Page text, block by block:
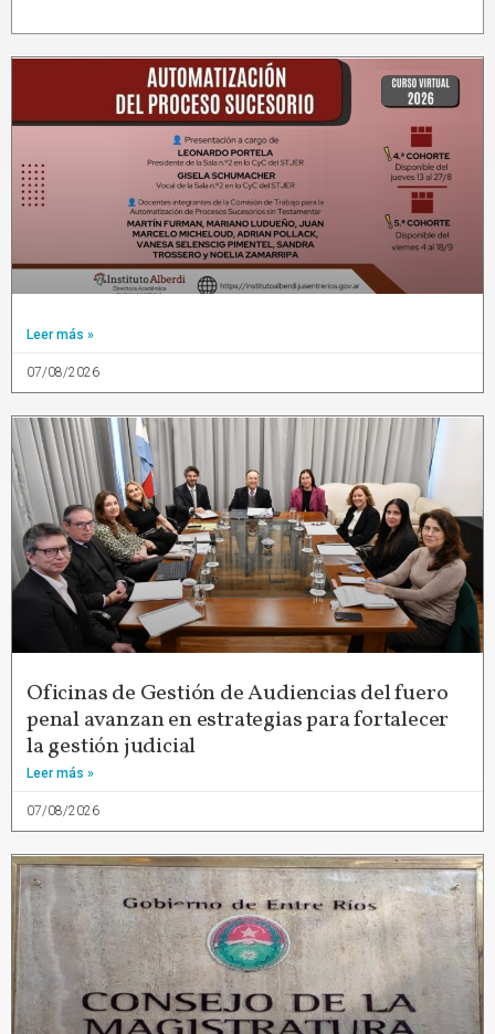
Leer más »
07/08/2026
Oficinas de Gestión de Audiencias del fuero
penal avanzan en estrategias para fortalecer
la gestión judicial
Leer más »
07/08/2026